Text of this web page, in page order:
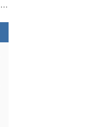
電腦開機後軟件無法打開如何解決？